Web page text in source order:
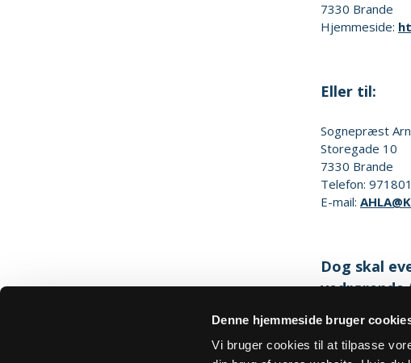
Denne hjemmeside bruger
Vi bruger cookies til at tilpasse
7330 Brande
Hjemmeside:
Eller til:
Sognepræst
Storegade 10
7330 Brande
Telefon:
E-mail:
Dog skal
Hjemmeside: